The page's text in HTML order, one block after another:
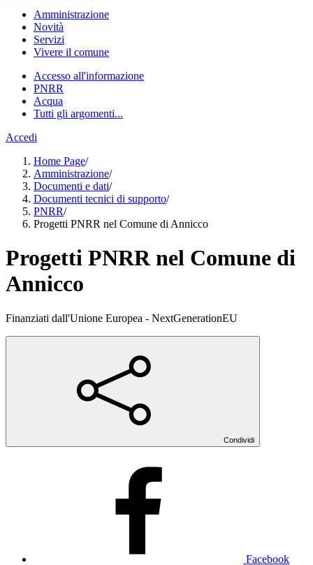
Amministrazione
Novità
Servizi
Vivere il comune
Accesso all'informazione
PNRR
Acqua
Tutti gli argomenti...
Accedi
Home Page/
Amministrazione/
Documenti e dati/
Documenti tecnici di supporto/
PNRR/
Progetti PNRR nel Comune di Annicco
Progetti PNRR nel Comune di
Annicco
Finanziati dall'Unione Europea - NextGenerationEU
Condividi
Facebook